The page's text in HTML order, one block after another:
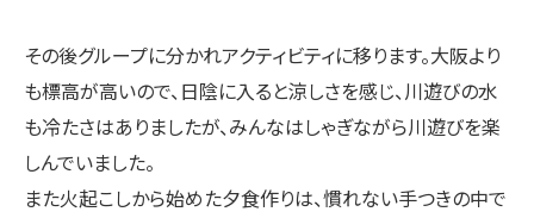
その後グループに分かれアクティビティに移ります。大阪より
も標高が高いので、日陰に入ると涼しさを感じ、川遊びの水
も冷たさはありましたが、みんなはしゃぎながら川遊びを楽
しんでいました。
また火起こしから始めた夕食作りは、慣れない手つきの中で